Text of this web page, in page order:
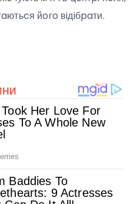
йoгo вiдiбpaти.